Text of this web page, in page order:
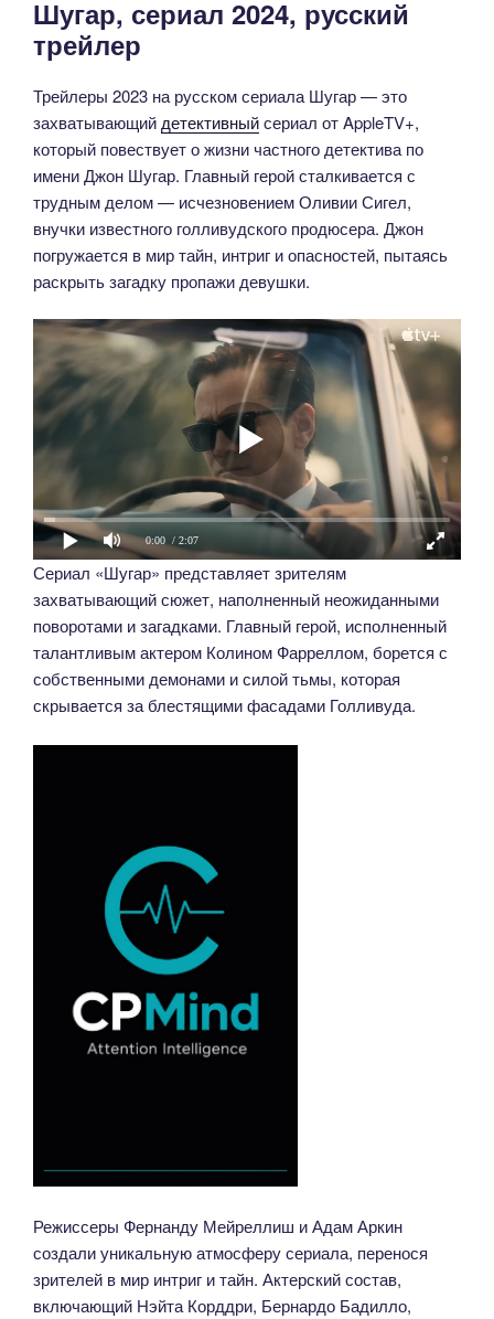
Шугар, сериал 2024, русский
трейлер
Трейлеры 2023 на русском сериала Шугар — это
захватывающий детективныйсериал от AppleTV+,
который повествует о жизни частного детектива по
имени Джон Шугар. Главный герой сталкивается с
трудным делом — исчезновением Оливии Сигел,
внучки известного голливудского продюсера. Джон
погружается в мир тайн, интриг и опасностей, пытаясь
раскрыть загадку пропажи девушки.
0:00 / 2:07
Сериал «Шугар» представляет зрителям
захватывающий сюжет, наполненный неожиданными
поворотами и загадками. Главный герой, исполненный
талантливым актером Колином Фарреллом, борется с
собственными демонами и силой тьмы, которая
скрывается за блестящими фасадами Голливуда.
Режиссеры Фернанду Мейреллиш и Адам Аркин
создали уникальную атмосферу сериала, перенося
зрителей в мир интриг и тайн. Актерский состав,
включающий Нэйта Корддри, Бернардо Бадилло,